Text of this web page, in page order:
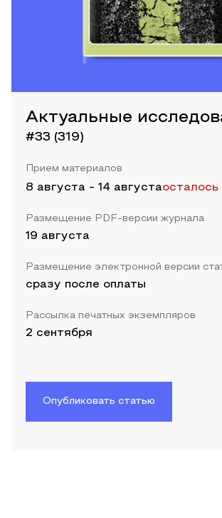
Актуальные
#33 (319)
Прием материалов
8 августа - 14 августаосталось
Размещение PDF-версии журнала
19 августа
Размещение электронной версии
сразу после оплаты
Рассылка печатных экземпляров
2 сентября
Опубликовать статью